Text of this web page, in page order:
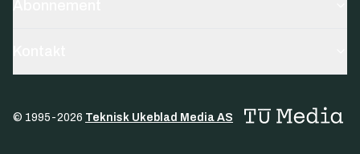
© 1995-2026 Teknisk Ukeblad Media AS